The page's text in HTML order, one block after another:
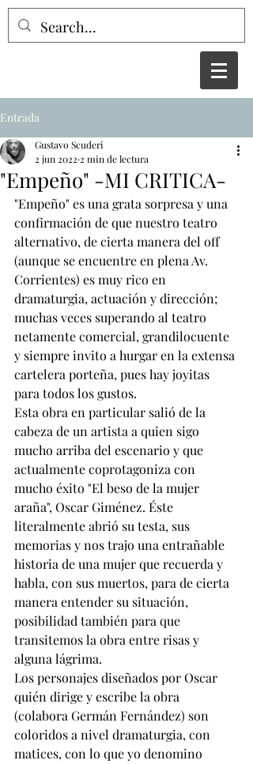
Entrada
"Empeño" -MI CRITICA-
Gustavo Scuderi
2 jun 2022 2 min de lectura
"Empeño" es una grata sorpresa y una
confirmación de que nuestro teatro
alternativo, de cierta manera del off
(aunque se encuentre en plena Av.
Corrientes) es muy rico en
dramaturgia, actuación y dirección;
muchas veces superando al teatro
netamente comercial, grandilocuente
y siempre invito a hurgar en la extensa
cartelera porteña, pues hay joyitas
para todos los gustos.
Esta obra en particular salió de la
cabeza de un artista a quien sigo
mucho arriba del escenario y que
actualmente coprotagoniza con
mucho éxito "El beso de la mujer
araña", Oscar Giménez. Éste
literalmente abrió su testa, sus
memorias y nos trajo una entrañable
historia de una mujer que recuerda y
habla, con sus muertos, para de cierta
manera entender su situación,
posibilidad también para que
transitemos la obra entre risas y
alguna lágrima.
Los personajes diseñados por Oscar
quién dirige y escribe la obra
(colabora Germán Fernández) son
coloridos a nivel dramaturgia, con
matices, con lo que yo denomino